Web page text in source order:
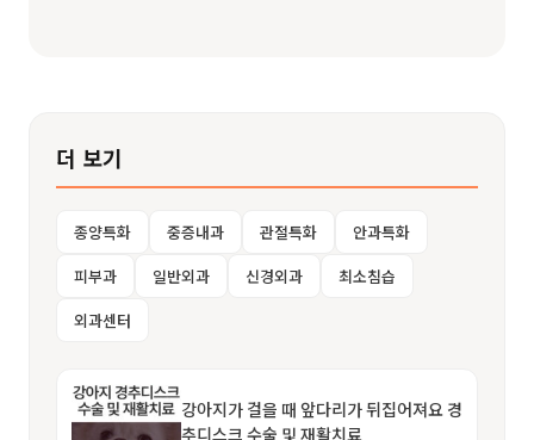
더 보기
종양특화 중증내과 관절특화
안과특화
피부과
일반외과 신경외과
최소침습
외과센터
강아지가 걸을 때 앞다리가 뒤집어져요 경
추디스크 수술 및 재활치료